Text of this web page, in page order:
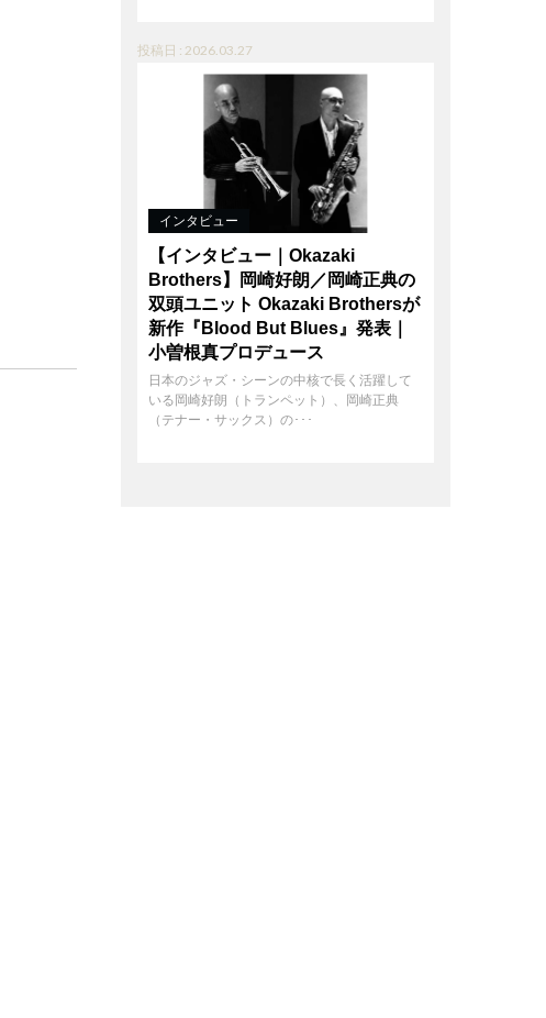
投稿日 : 2026.03.27
インタビュー
【インタビュー｜Okazaki
Brothers】岡崎好朗／岡崎正典の
双頭ユニット Okazaki Brothersが
新作『Blood But Blues』発表｜
小曽根真プロデュース
日本のジャズ・シーンの中核で長く活躍して
いる岡崎好朗（トランペット）、岡崎正典
（テナー・サックス）の･･･